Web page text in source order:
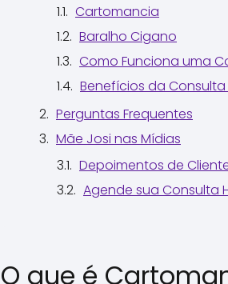
Cartomancia
Baralho Cigano
Como Funciona uma
Benefícios da
Perguntas Frequentes
Mãe Josi nas Mídias
Depoimentos de
Agende sua Consulta
O que é